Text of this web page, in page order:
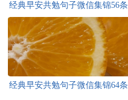
经典早安共勉句子微信集锦56条
经典早安共勉句子微信集锦64条